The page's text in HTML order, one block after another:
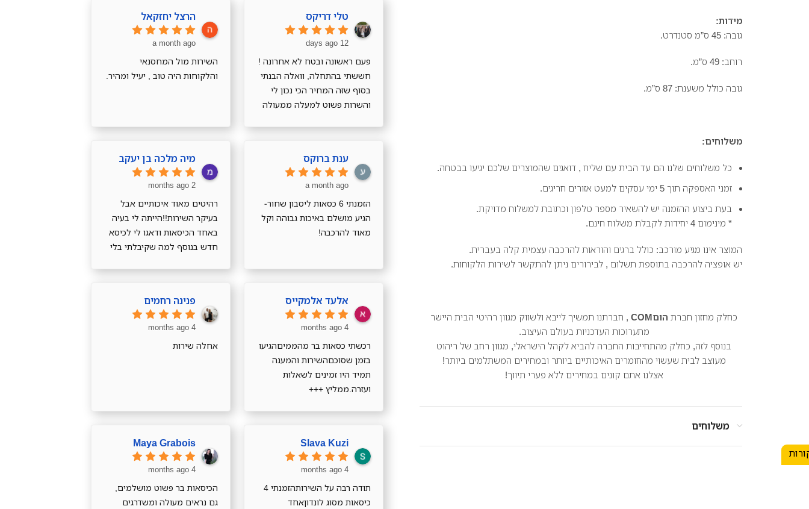
מידות:
גובה: 45 ס”מ סטנדרט.
רוחב: 49 ס”מ.
גובה כולל משענת: 87 ס”מ.
משלוחים:
כל משלוחים שלנו הם עד הבית עם שליח , דואגים שהמוצרים שלכם יגיעו בבטחה.
זמני האספקה תוך 5 ימי עסקים למעט אזורים חריגים.
בעת ביצוע ההזמנה יש להשאיר מספר טלפון וכתובת למשלוח מדויקת.
* מינימום 4 יחידות לקבלת משלוח חינם.
המוצר אינו מגיע מורכב: כולל ברגים והוראות להרכבה עצמית קלה בעברית.
יש אופציה להרכבה בתוספת תשלום , לבירורים ניתן להתקשר לשירות הלקוחות.
כחלק מחזון חברת הוםCOM
, חברתנו תמשיך לייבא ולשווק מגוון רהיטי הבית היישר
מתערוכות העדכניות בעולם העיצוב.
בנוסף לזה, כחלק מהתחייבות החברה להביא לקהל הישראלי, מגוון רחב של ריהוט
מעוצב לבית שעשוי מהחומרים האיכותיים ביותר ובמחירים המשתלמים ביותר!
אצלנו אתם קונים במחירים ללא פערי תיווך!
משלוחים
טלי דריקס
12 days ago
פעם ראשונה ובטח לא אחרונה !
חששתי בהתחלה, וואלה הבנתי
בסוף שזה המחיר הכי נכון לי
והשרות פשוט למעלה ממעולה
הרצל יחזקאל
a month ago
השירות מול המחסנאי
והלקוחות היה טוב , יעיל ומהיר.
ענת ברוקס
a month ago
הזמנתי 6 כסאות ליסבון שחור-
הגיע מושלם באיכות גבוהה וקל
מאוד להרכבה!
מיה מלכה בן יעקב
2 months ago
רהיטים מאוד איכותיים אבל
בעיקר השירות!!הייתה לי בעיה
באחד הכיסאות ודאגו לי לכיסא
חדש בנוסף למה שקיבלתי בלי
אלעד אלמקייס
4 months ago
רכשתי כסאות בר מהממיםהגיעו
בזמן שסוכםהשירות והמענה
תמיד היו זמינים לשאלות
ועזרה.ממליץ +++
פנינה רחמים
4 months ago
אחלה שירות
Slava Kuzi
4 months ago
תודה רבה על השירותהזמנתי 4
כיסאות מסוג לונדוןאחד
Maya Grabois
4 months ago
הכיסאות בר פשוט מושלמים,
גם נראים מעולה ומשדרגים